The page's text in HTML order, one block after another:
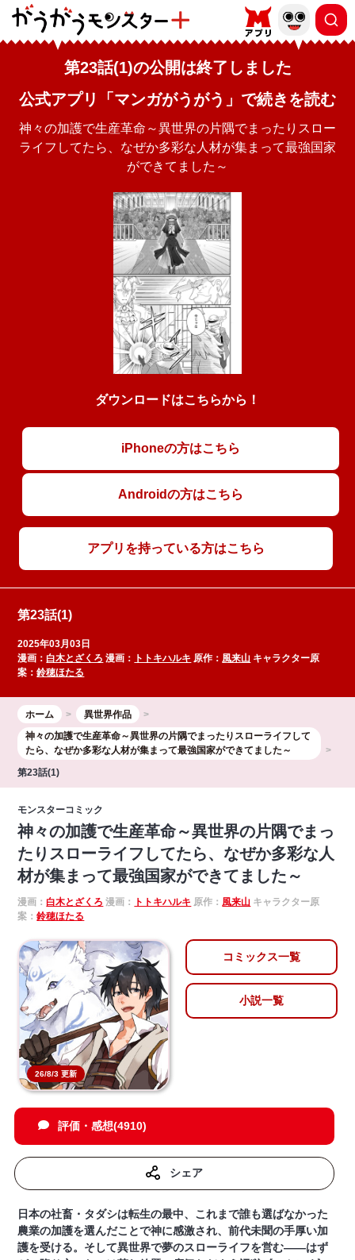
第23話(1)の公開は終了しました
公式アプリ「マンガがうがう」で続きを読む
神々の加護で生産革命～異世界の片隅でまったりスロー
ライフしてたら、なぜか多彩な人材が集まって最強国家
ができてました～
ダウンロードはこちらから！
iPhoneの方はこちら
Androidの方はこちら
アプリを持っている方はこちら
第23話(1)
2025年03月03日
漫画：白木とざくろ 漫画： トトキハルキ 原作： 風来山 キャラクター原
案：鈴穂ほたる
ホーム
異世界作品
神々の加護で生産革命～異世界の片隅でまったりスローライフして
たら、なぜか多彩な人材が集まって最強国家ができてました～
第23話(1)
モンスターコミック
神々の加護で生産革命～異世界の片隅でまっ
たりスローライフしてたら、なぜか多彩な人
材が集まって最強国家ができてました～
漫画：白木とざくろ 漫画： トトキハルキ 原作： 風来山 キャラクター原
案：鈴穂ほたる
26/8/3 更新
コミックス一覧
小説一覧
評価・感想(4910)
シェア
日本の社畜・タダシは転生の最中、これまで誰も選ばなかった
農業の加護を選んだことで神に感激され、前代未聞の手厚い加
護を受ける。そして異世界で夢のスローライフを営む――はず